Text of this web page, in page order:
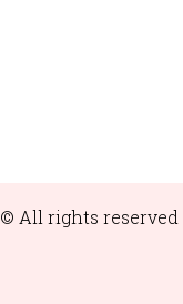
© All rights reserved